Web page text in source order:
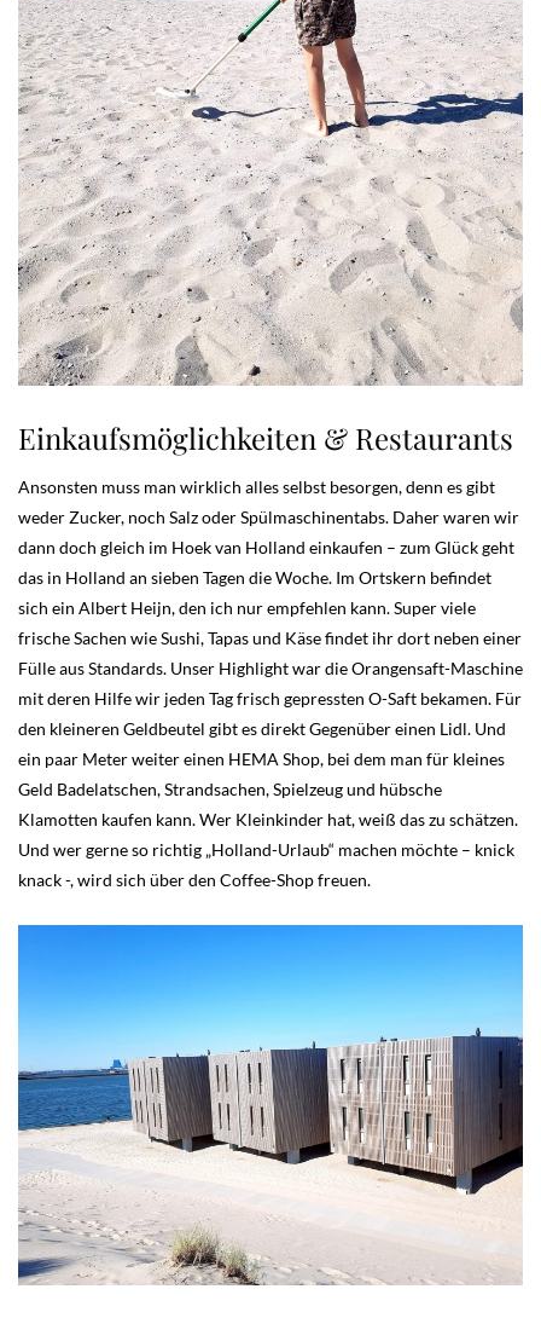
Einkaufsmöglichkeiten & Restaurants
Ansonsten muss man wirklich alles selbst besorgen, denn es gibt
weder Zucker, noch Salz oder Spülmaschinentabs. Daher waren wir
dann doch gleich im Hoek van Holland einkaufen – zum Glück geht
das in Holland an sieben Tagen die Woche. Im Ortskern befindet
sich ein Albert Heijn, den ich nur empfehlen kann. Super viele
frische Sachen wie Sushi, Tapas und Käse findet ihr dort neben einer
Fülle aus Standards. Unser Highlight war die Orangensaft-Maschine
mit deren Hilfe wir jeden Tag frisch gepressten O-Saft bekamen. Für
den kleineren Geldbeutel gibt es direkt Gegenüber einen Lidl. Und
ein paar Meter weiter einen HEMA Shop, bei dem man für kleines
Geld Badelatschen, Strandsachen, Spielzeug und hübsche
Klamotten kaufen kann. Wer Kleinkinder hat, weiß das zu schätzen.
Und wer gerne so richtig „Holland-Urlaub“ machen möchte – knick
knack -, wird sich über den Coffee-Shop freuen.